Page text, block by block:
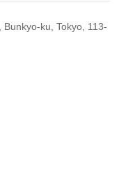
ku, Tokyo, 113-